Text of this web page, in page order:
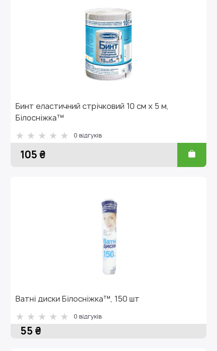
Бинт еластичний стрічковий 10 см х 5 м,
Білосніжка™
0 відгуків
105 ₴
Ватні диски Білосніжка™, 150 шт
0 відгуків
55 ₴